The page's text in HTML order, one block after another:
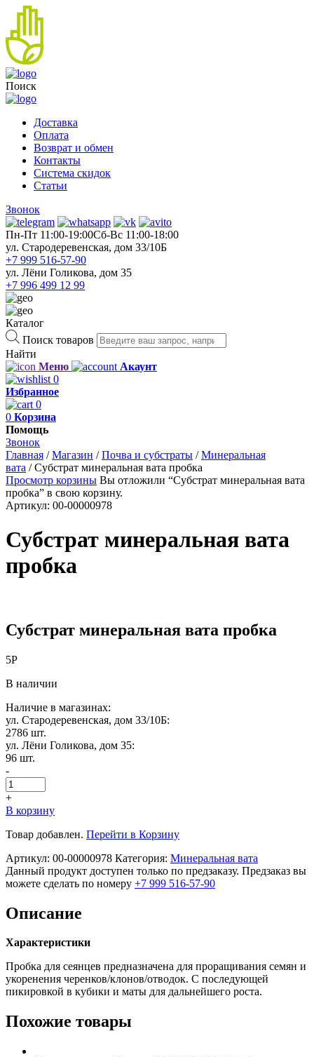
Поиск
Доставка
Оплата
Возврат и обмен
Контакты
Система скидок
Статьи
Звонок
Пн-Пт 11:00-19:00Cб-Вс 11:00-18:00
ул. Стародеревенская, дом 33/10Б
+7 999 516-57-90
ул. Лёни Голикова, дом 35
+7 996 499 12 99
Каталог
Поиск товаров
Найти
Меню
Акаунт
0
Избранное
0
0 Корзина
Помощь
Звонок
Главная /Магазин /Почва и субстраты /Минеральная
вата /Субстрат минеральная вата пробка
Просмотр корзины Вы отложили “Субстрат минеральная вата
пробка” в свою корзину.
Артикул: 00-00000978
Субстрат минеральная вата
пробка
Субстрат минеральная вата пробка
5Р
В наличии
Наличие в магазинах:
ул. Стародеревенская, дом 33/10Б:
2786 шт.
ул. Лёни Голикова, дом 35:
96 шт.
-
+
В корзину
Товар добавлен. Перейти в Корзину
Артикул: 00-00000978 Категория: Минеральная вата
Данный продукт доступен только по предзаказу. Предзаказ вы
можете сделать по номеру +7 999 516-57-90
Описание
Характеристики
Пробка для сеянцев предназначена для проращивания семян и
укоренения черенков/клонов/отводок. С последующей
пикировкой в кубики и маты для дальнейшего роста.
Похожие товары